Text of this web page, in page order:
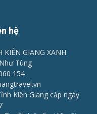
hệ
KIÊN GIANG XANH
Tùng
154
Kiên Giang cấp ngày